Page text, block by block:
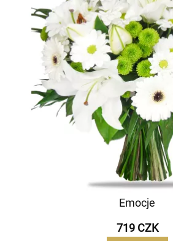
Emocje
719 CZK